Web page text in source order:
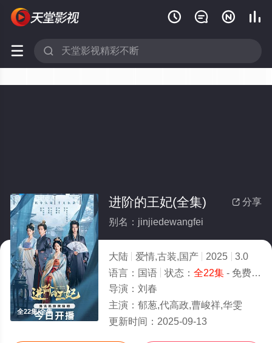
   
 
全22集/全集
 分享
进阶的王妃(全集)
别名：jinjiedewangfei
大陆 爱情,古装,国产 2025
3.0
语言： 国语 状态： 全22集- 免费在线观看
导演： 刘春
主演： 郁葱,代高政,曹峻祥,华雯
更新时间： 2025-09-13